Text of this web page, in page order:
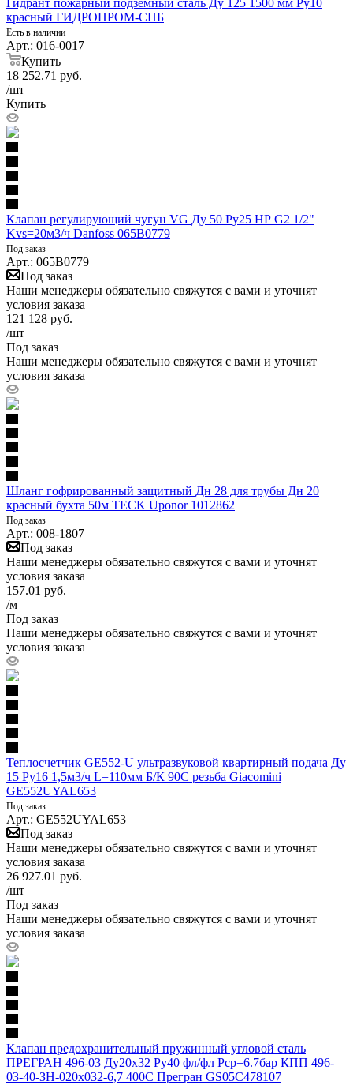
красный ГИДРОПРОМ-СПБ
Есть в наличии
Арт.: 016-0017
Купить
18 252.71 руб.
/шт
Купить
Клапан регулирующий чугун VG Ду 50 Ру25 НР G2 1/2"
Kvs=20м3/ч Danfoss 065B0779
Под заказ
Арт.: 065B0779
Под заказ
Наши менеджеры обязательно свяжутся с вами и уточнят
условия заказа
121 128 руб.
/шт
Под заказ
Наши менеджеры обязательно свяжутся с вами и уточнят
условия заказа
Шланг гофрированный защитный Дн 28 для трубы Дн 20
красный бухта 50м TECK Uponor 1012862
Под заказ
Арт.: 008-1807
Под заказ
Наши менеджеры обязательно свяжутся с вами и уточнят
условия заказа
157.01 руб.
/м
Под заказ
Наши менеджеры обязательно свяжутся с вами и уточнят
условия заказа
Теплосчетчик GE552-U ультразвуковой квартирный подача Ду
15 Ру16 1,5м3/ч L=110мм Б/К 90С резьба Giacomini
GE552UYAL653
Под заказ
Арт.: GE552UYAL653
Под заказ
Наши менеджеры обязательно свяжутся с вами и уточнят
условия заказа
26 927.01 руб.
/шт
Под заказ
Наши менеджеры обязательно свяжутся с вами и уточнят
условия заказа
Клапан предохранительный пружинный угловой сталь
ПРЕГРАН 496-03 Ду20х32 Ру40 фл/фл Рср=6.7бар КПП 496-
03-40-ЗН-020x032-6,7 400С Прегран GS05C478107